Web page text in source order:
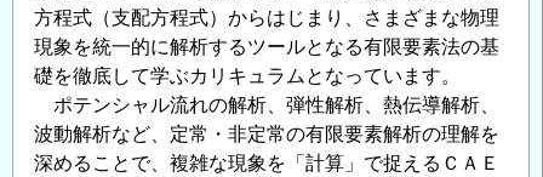
か
す
数
理
的
思
方程式（支配方程式）からはじまり、さまざまな物理
現象を統一的に解析するツールとなる有限要素法の基
礎を徹底して学ぶカリキュラムとなっています。
ポテンシャル流れの解析、弾性解析、熱伝導解析、
波動解析など、定常・非定常の有限要素解析の理解を
深めることで、複雑な現象を「計算」で捉えるＣＡＥ